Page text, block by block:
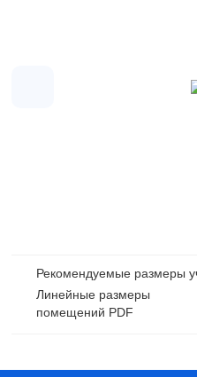
Рекомендуемые размеры
Линейные размеры
помещений PDF